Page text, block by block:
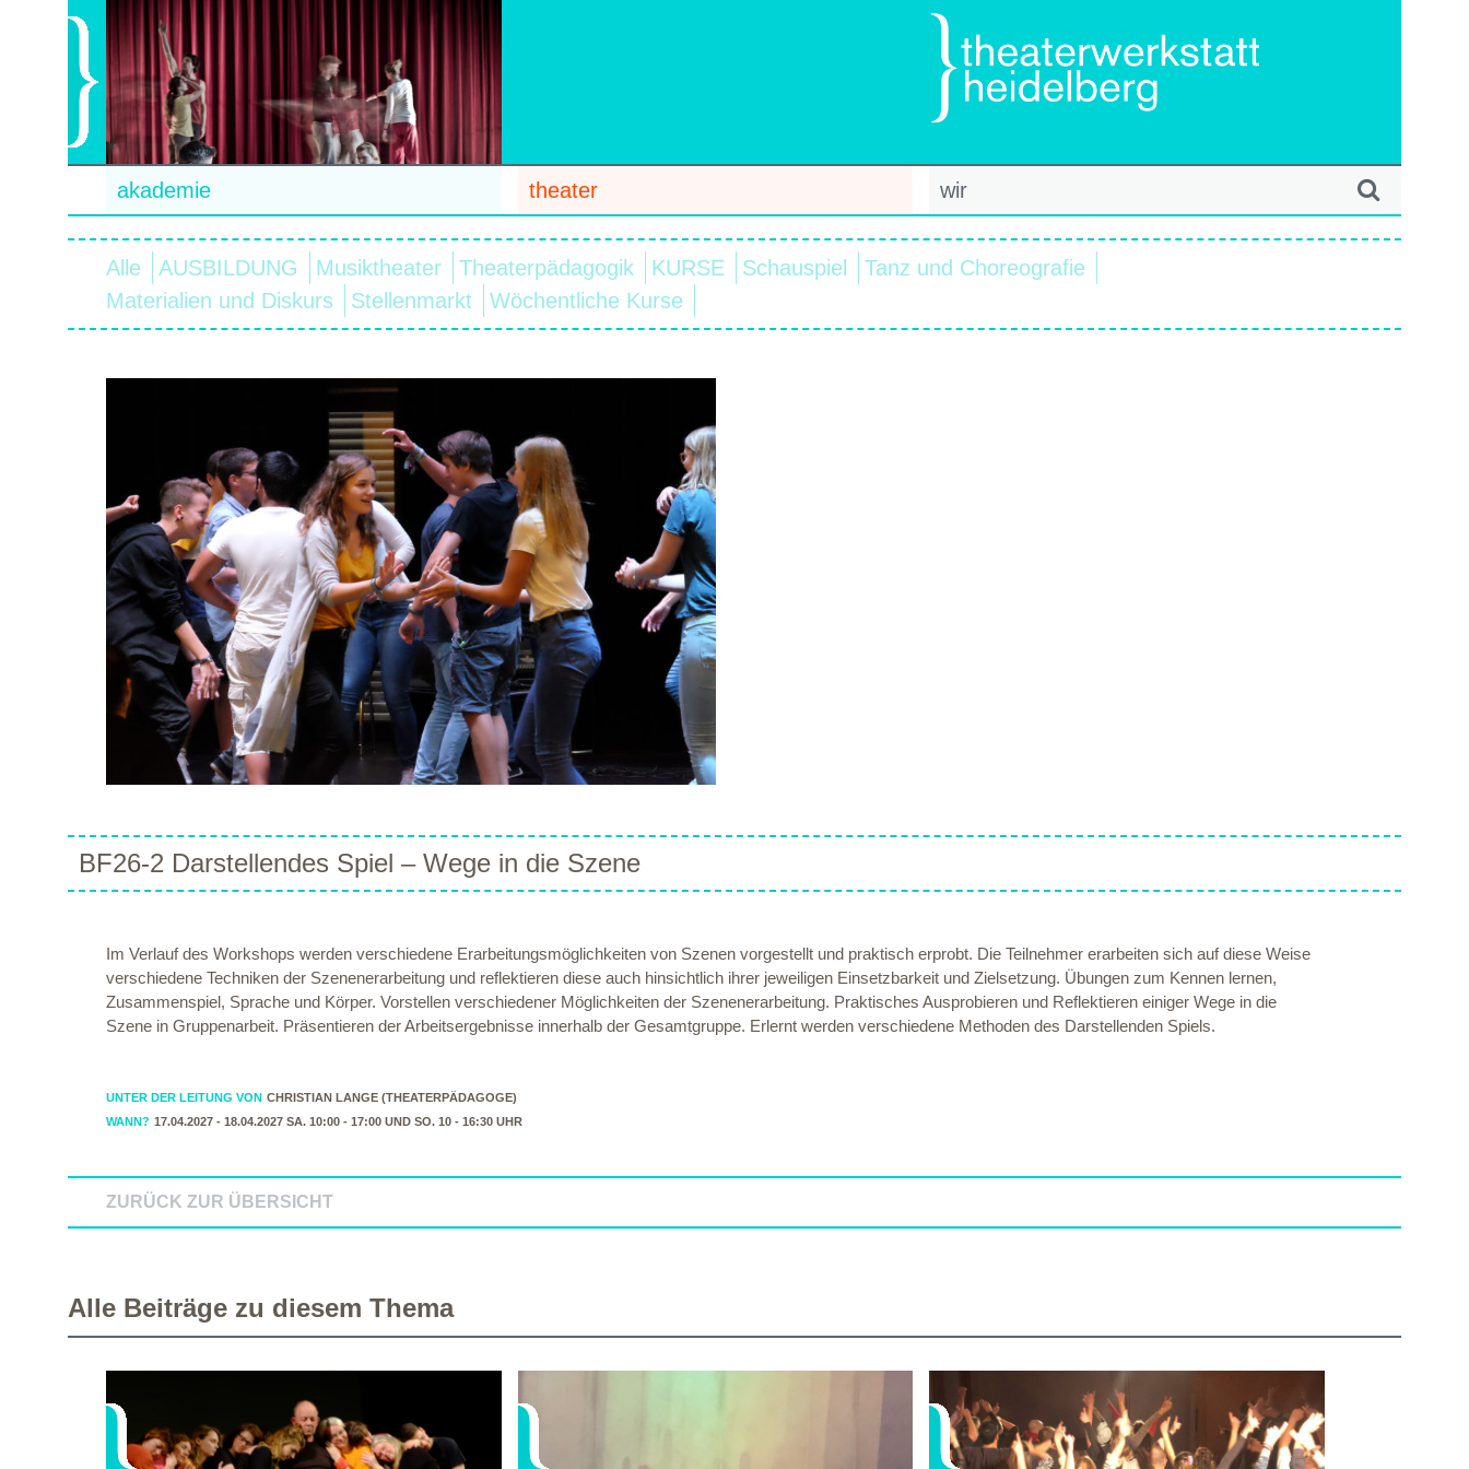
akademie theater wir
Alle AUSBILDUNG Musiktheater Theaterpädagogik KURSE Schauspiel
Tanz und Choreografie
Materialien und Diskurs
Stellenmarkt Wöchentliche Kurse
BF26-2 Darstellendes Spiel – Wege in die Szene
Im Verlauf des Workshops werden verschiedene Erarbeitungsmöglichkeiten von Szenen vorgestellt und praktisch erprobt. Die Teilnehmer erarbeiten sich auf diese Weise
verschiedene Techniken der Szenenerarbeitung und reflektieren diese auch hinsichtlich ihrer jeweiligen Einsetzbarkeit und Zielsetzung. Übungen zum Kennen lernen,
Zusammenspiel, Sprache und Körper. Vorstellen verschiedener Möglichkeiten der Szenenerarbeitung. Praktisches Ausprobieren und Reflektieren einiger Wege in die
Szene in Gruppenarbeit. Präsentieren der Arbeitsergebnisse innerhalb der Gesamtgruppe. Erlernt werden verschiedene Methoden des Darstellenden Spiels.
UNTER DER LEITUNG VON CHRISTIAN LANGE (THEATERPÄDAGOGE)
WANN? 17.04.2027 - 18.04.2027 SA. 10:00 - 17:00 UND SO. 10 - 16:30 UHR
ZURÜCK ZUR ÜBERSICHT
Alle Beiträge zu diesem Thema